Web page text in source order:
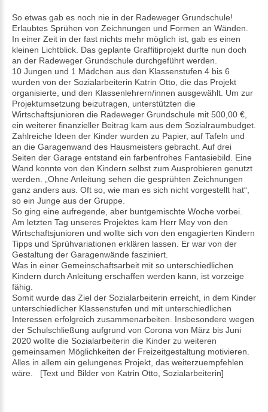
So etwas gab es noch nie in der Radeweger Grundschule!
Erlaubtes Sprühen von Zeichnungen und Formen an Wänden.
In einer Zeit in der fast nichts mehr möglich ist, gab es einen
kleinen Lichtblick. Das geplante Graffitiprojekt durfte nun doch
an der Radeweger Grundschule durchgeführt werden.
10 Jungen und 1 Mädchen aus den Klassenstufen 4 bis 6
wurden von der Sozialarbeiterin Katrin Otto, die das Projekt
organisierte, und den Klassenlehrern/innen ausgewählt. Um zur
Projektumsetzung beizutragen, unterstützten die
Wirtschaftsjunioren die Radeweger Grundschule mit 500,00 €,
ein weiterer finanzieller Beitrag kam aus dem Sozialraumbudget.
Zahlreiche Ideen der Kinder wurden zu Papier, auf Tafeln und
an die Garagenwand des Hausmeisters gebracht. Auf drei
Seiten der Garage entstand ein farbenfrohes Fantasiebild. Eine
Wand konnte von den Kindern selbst zum Ausprobieren genutzt
werden. „Ohne Anleitung sehen die gesprühten Zeichnungen
ganz anders aus. Oft so, wie man es sich nicht vorgestellt hat“,
so ein Junge aus der Gruppe.
So ging eine aufregende, aber buntgemischte Woche vorbei.
Am letzten Tag unseres Projektes kam Herr Mey von den
Wirtschaftsjunioren und wollte sich von den engagierten Kindern
Tipps und Sprühvariationen erklären lassen. Er war von der
Gestaltung der Garagenwände fasziniert.
Was in einer Gemeinschaftsarbeit mit so unterschiedlichen
Kindern durch Anleitung erschaffen werden kann, ist vorzeige
fähig.
Somit wurde das Ziel der Sozialarbeiterin erreicht, in dem Kinder
unterschiedlicher Klassenstufen und mit unterschiedlichen
Interessen erfolgreich zusammenarbeiten. Insbesondere wegen
der Schulschließung aufgrund von Corona von März bis Juni
2020 wollte die Sozialarbeiterin die Kinder zu weiteren
gemeinsamen Möglichkeiten der Freizeitgestaltung motivieren.
Alles in allem ein gelungenes Projekt, das weiterzuempfehlen
wäre. [Text und Bilder von Katrin Otto, Sozialarbeiterin]